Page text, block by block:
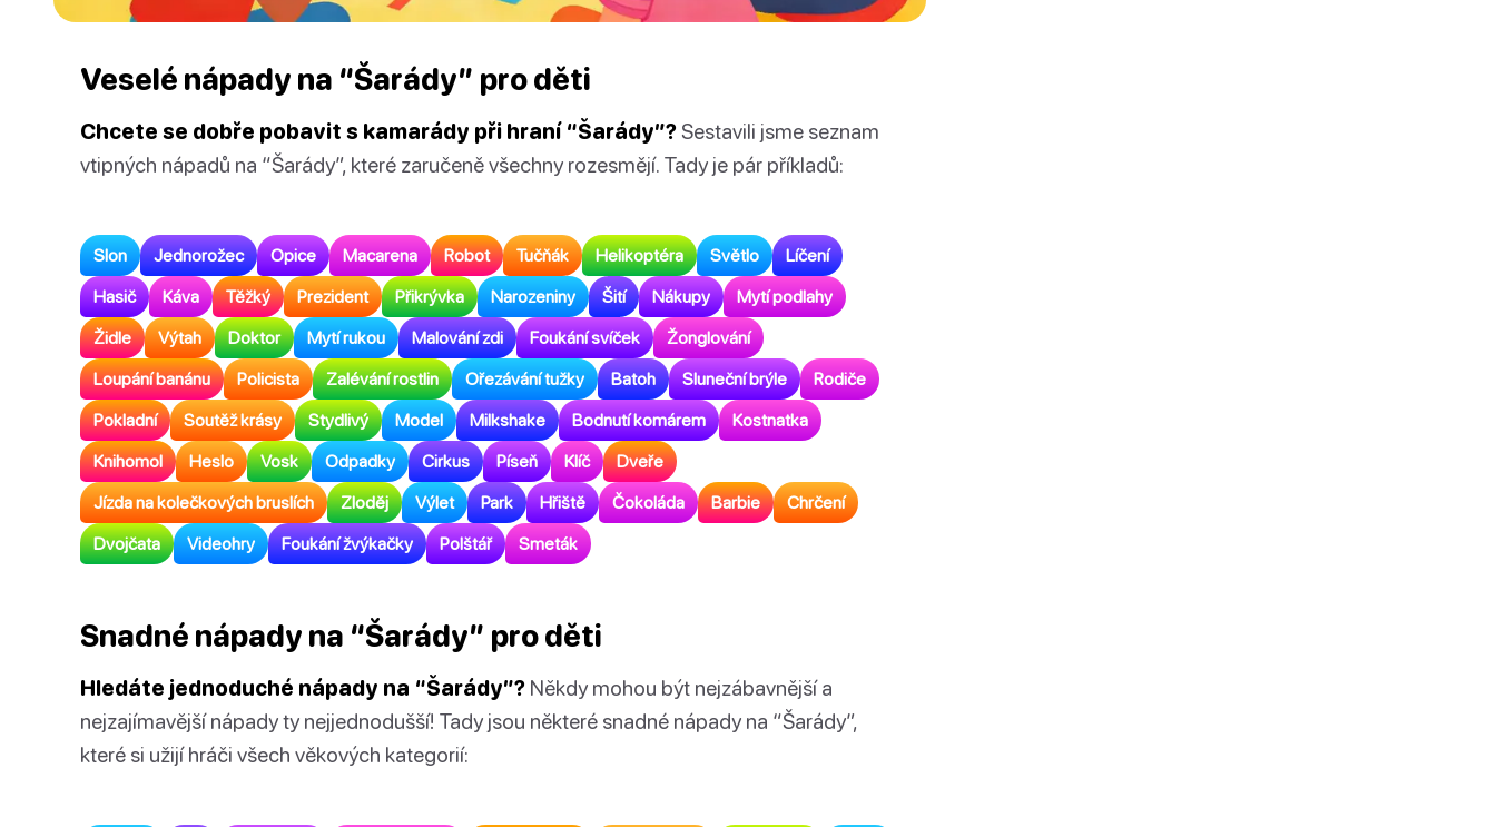
Veselé nápady na “Šarády” pro děti
Chcete se dobře pobavit s kamarády při hraní “Šarády”? Sestavili jsme seznam
vtipných nápadů na “Šarády”, které zaručeně všechny rozesmějí. Tady je pár příkladů:
Slon Jednorožec Opice Macarena Robot Tučňák Helikoptéra Světlo Líčení
Hasič Káva Těžký Prezident Přikrývka Narozeniny Šití Nákupy Mytí podlahy
Židle Výtah Doktor Mytí rukou Malování zdi Foukání svíček Žonglování
Loupání banánu Policista Zalévání rostlin Ořezávání tužky Batoh Sluneční brýle Rodiče
Pokladní Soutěž krásy Stydlivý Model Milkshake Bodnutí komárem Kostnatka
Knihomol Heslo Vosk Odpadky Cirkus Píseň Klíč Dveře
Jízda na kolečkových bruslích Zloděj Výlet Park Hřiště Čokoláda Barbie Chrčení
Dvojčata Videohry Foukání žvýkačky Polštář Smeták
Snadné nápady na “Šarády” pro děti
Hledáte jednoduché nápady na “Šarády”? Někdy mohou být nejzábavnější a
nejzajímavější nápady ty nejjednodušší! Tady jsou některé snadné nápady na “Šarády”,
které si užijí hráči všech věkových kategorií: